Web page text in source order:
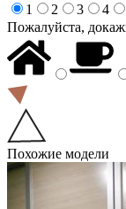
1
2 3 4
Пожалуйста,
Похожие модели